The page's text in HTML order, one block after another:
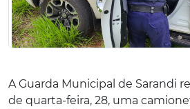
A Guarda Municipal de Sarandi
de quarta-feira, 28, uma